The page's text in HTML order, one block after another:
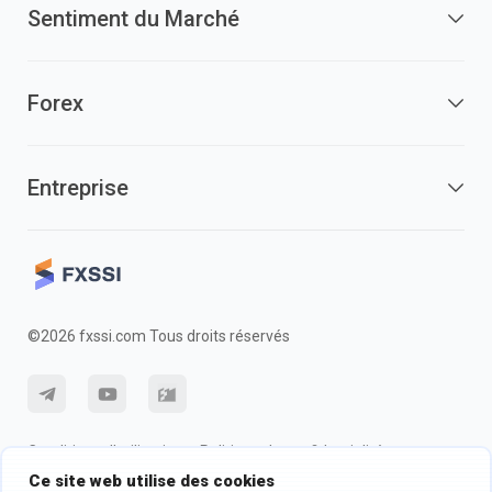
Ce site web utilise des cookies
Sentiment du Marché
Forex
Entreprise
©2026 fxssi.com Tous droits réservés
Conditions d'utilisation
Politique de confidentialité
Information sur les risques
Politique des cookie